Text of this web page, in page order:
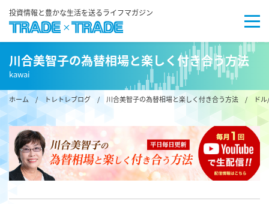
投資情報と豊かな生活を送るライフマガジン
川合美智子の為替相場と楽しく付き合う方法
kawai
ホーム/ トレトレブログ / 川合美智子の為替相場と楽しく付き合う方法 / ドル/